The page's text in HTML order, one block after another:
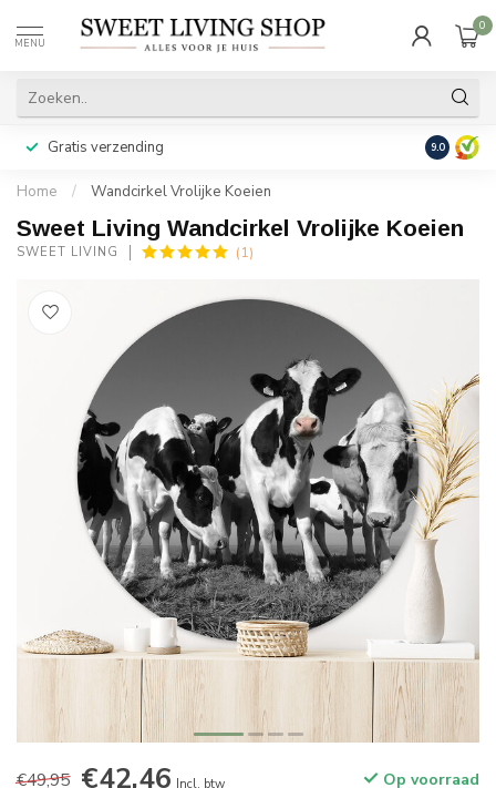
MENU
0
Gratis verzending Achteraf
9.0
Home / Wandcirkel Vrolijke Koeien
Sweet Living Wandcirkel Vrolijke Koeien
SWEET LIVING (1)
€49,95 €42,46 Incl. btw Op voorraad